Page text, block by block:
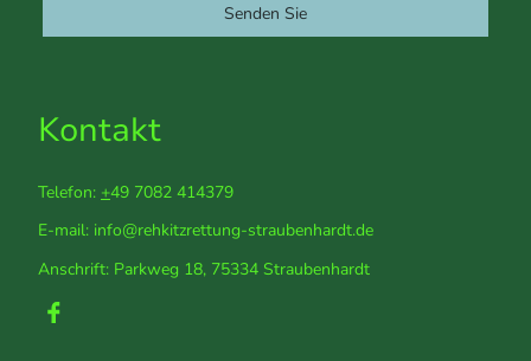
Senden Sie
Kontakt
Telefon: +49 7082 414379
E-mail: info@rehkitzrettung-straubenhardt.de
Anschrift: Parkweg 18, 75334 Straubenhardt